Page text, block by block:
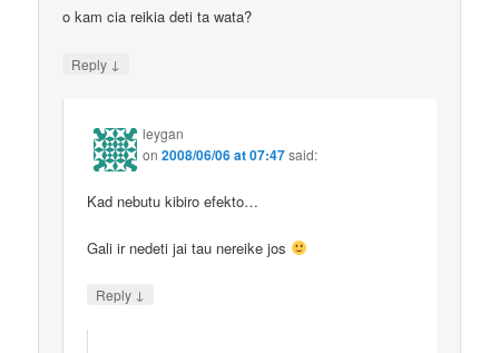
o kam cia reikia deti ta wata?
Reply ↓
leygan
on2008/06/06 at 07:47said:
Kad nebutu kibiro efekto…
Gali ir nedeti jai tau nereike jos
Reply ↓